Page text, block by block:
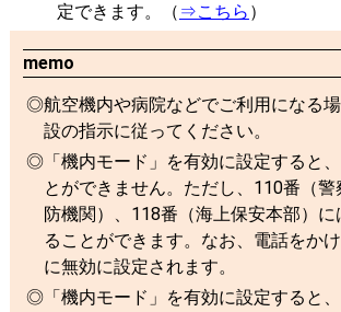
定できます。（ ⇒こちら ）
memo
航空機内や病院などでご利用になる
設の指示に従ってください。
「機内モード」を有効に設定すると
とができません。ただし、110番（
防機関）、118番（海上保安本部）
ることができます。なお、電話をか
に無効に設定されます。
「機内モード」を有効に設定すると